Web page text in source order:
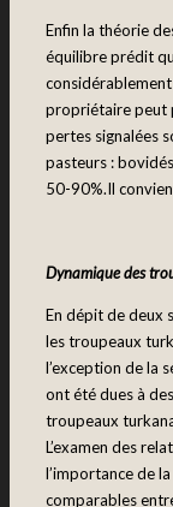
Enfin la théorie
équilibre prédit
propriétaire peut
pertes signalées
pasteurs :
50-90%.Il
Dynamique des
En dépit de deux
les troupeaux
l’exception de la
ont été dues à
troupeaux
L’examen des
l’importance de
comparables